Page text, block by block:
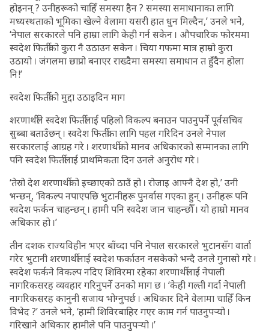
होइनन् ? उनीहरूको चाहिँ समस्या हैन ? समस्या समाधानाका लागि
मध्यस्थताको भूमिका खेल्ने वेलामा यसरी हात धुन मिल्दैन,’ उनले भने,
‘नेपाल सरकारले पनि हाम्रा लागि केही गर्न सकेन । औपचारिक फोरममा
स्वदेश फिर्तीको कुरा नै उठाउन सकेन । चिया गफमा मात्र हाम्रो कुरा
उठायो । जंगलमा छाप्रो बनाएर राख्दैमा समस्या समाधान त हुँदैन होला
नि !’
स्वदेश फिर्तीको मुद्दा उठाइदिन माग
शरणार्थीले स्वदेश फिर्तीलाई पहिलो विकल्प बनाउन पाउनुपर्ने पूर्वसचिव
सुब्बा बताउँछन् । स्वदेश फिर्तीका लागि पहल गरिदिन उनले नेपाल
सरकारलाई आग्रह गरे । शरणार्थीको मानव अधिकारको सम्मानका लागि
पनि स्वदेश फिर्तीलाई प्राथमिकता दिन उनले अनुरोध गरे ।
‘तेस्रो देश शरणार्थीको इच्छाएको ठाउँ हो । रोजाइ आफ्नै देश हो,’ उनी
भन्छन्, ‘विकल्प नपाएपछि भुटानीहरू पुनर्वास गएका हुन् । उनीहरू पनि
स्वदेश फर्कन चाहन्छन् । हामी पनि स्वदेश जान चाहन्छौँ । यो हाम्रो मानव
अधिकार हो ।’
तीन दशक राज्यविहीन भएर बाँच्दा पनि नेपाल सरकारले भुटानसँग वार्ता
गरेर भुटानी शरणार्थीलाई स्वदेश फर्काउन नसकेको भन्दै उनले गुनासो गरे ।
स्वदेश फर्कने विकल्प नदिए शिविरमा रहेका शरणार्थीलाई नेपाली
नागरिकसरह व्यवहार गरिनुपर्ने उनको माग छ । ‘केही गल्ती गर्दा नेपाली
नागरिकसरह कानुनी सजाय भोग्नुपर्छ । अधिकार दिने वेलामा चाहिँ किन
विभेद ?’ उनले भने, ‘हामी शिविरबाहिर गएर काम गर्न पाउनुपर्‍यो ।
गरिखाने अधिकार हामीले पनि पाउनुपर्‍यो ।’